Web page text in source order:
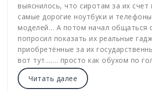
выяснилось, что сиротам за их счет
самые дорогие ноутбуки и
моделей… А потом начал общаться
попросил показать их реальные
приобретённые за их
вот тут……. просто как обухом по
Читать далее